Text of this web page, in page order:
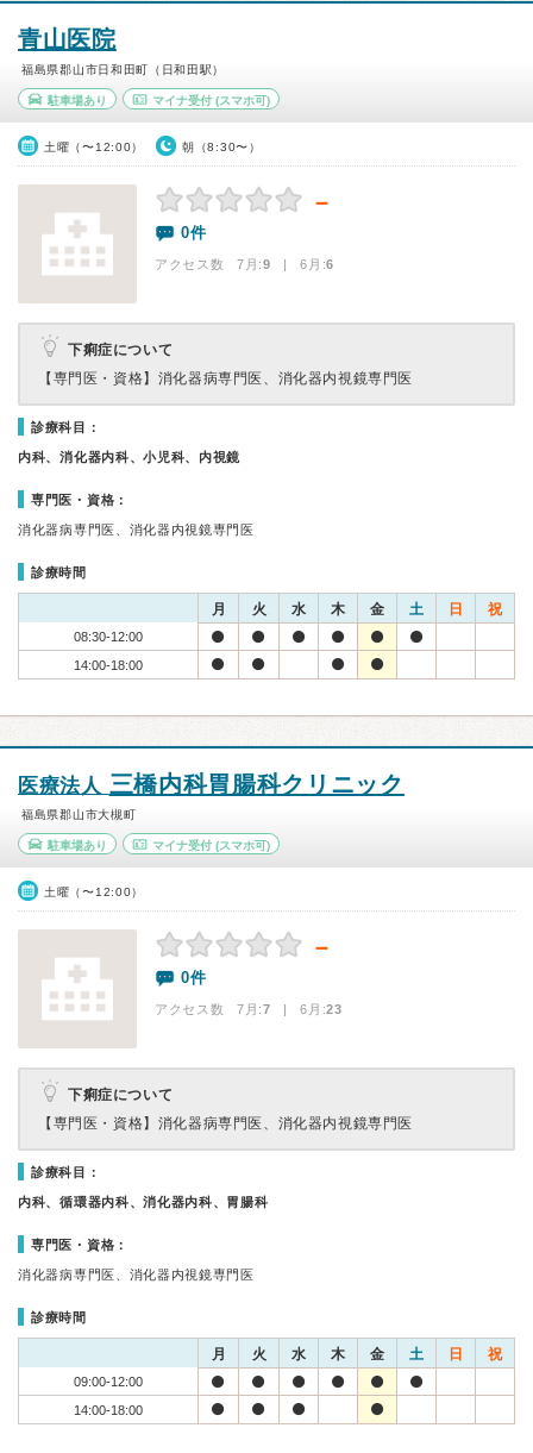
青山医院
福島県郡山市日和田町（日和田駅）
駐車場あり マイナ受付(スマホ可)
土曜（〜12:00） 朝（8:30〜）
－
0件
アクセス数 7月:9 | 6月:6
下痢症について
【専門医・資格】 消化器病専門医、消化器内視鏡専門医
診療科目：
内科、消化器内科、小児科、内視鏡
専門医・資格：
消化器病専門医、消化器内視鏡専門医
診療時間
月 火 水 木 金 土 日 祝
08:30-12:00
14:00-18:00
医療法人 三橋内科胃腸科クリニック
福島県郡山市大槻町
駐車場あり マイナ受付(スマホ可)
土曜（〜12:00）
－
0件
アクセス数 7月:7 | 6月:23
下痢症について
【専門医・資格】 消化器病専門医、消化器内視鏡専門医
診療科目：
内科、循環器内科、消化器内科、胃腸科
専門医・資格：
消化器病専門医、消化器内視鏡専門医
診療時間
月 火 水 木 金 土 日 祝
09:00-12:00
14:00-18:00